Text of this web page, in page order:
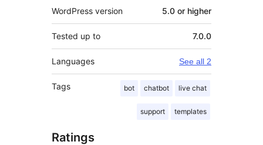
WordPress version 5.0 or higher
Tested up to 7.0.0
Languages See all 2
Tags bot chatbot live chat
support templates
Ratings